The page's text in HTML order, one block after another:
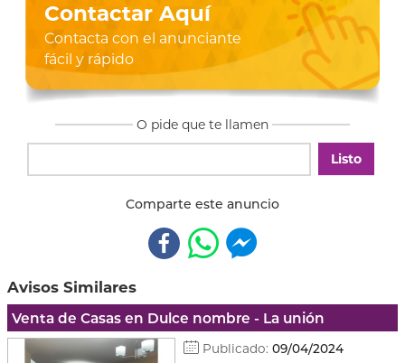
Contactar Aquí
Contacta con el anunciante
fácil y rápido
O pide que te llamen
Listo
Comparte este anuncio
Avisos Similares
Venta de Casas en Dulce nombre - La unión
Publicado: 09/04/2024